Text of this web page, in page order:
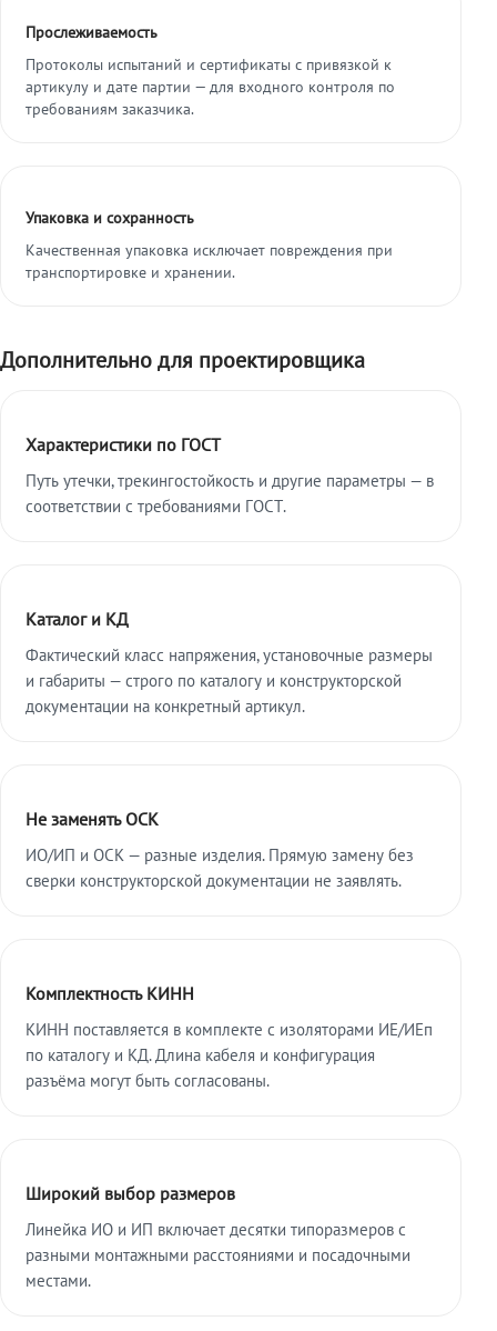
Прослеживаемость
Протоколы испытаний и сертификаты с привязкой к
артикулу и дате партии — для входного контроля по
требованиям заказчика.
Упаковка и сохранность
Качественная упаковка исключает повреждения при
транспортировке и хранении.
Дополнительно для проектировщика
Характеристики по ГОСТ
Путь утечки, трекингостойкость и другие параметры — в
соответствии с требованиями ГОСТ.
Каталог и КД
Фактический класс напряжения, установочные размеры
и габариты — строго по каталогу и конструкторской
документации на конкретный артикул.
Не заменять ОСК
ИО/ИП и ОСК — разные изделия. Прямую замену без
сверки конструкторской документации не заявлять.
Комплектность КИНН
КИНН поставляется в комплекте с изоляторами ИЕ/ИЕп
по каталогу и КД. Длина кабеля и конфигурация
разъёма могут быть согласованы.
Широкий выбор размеров
Линейка ИО и ИП включает десятки типоразмеров с
разными монтажными расстояниями и посадочными
местами.